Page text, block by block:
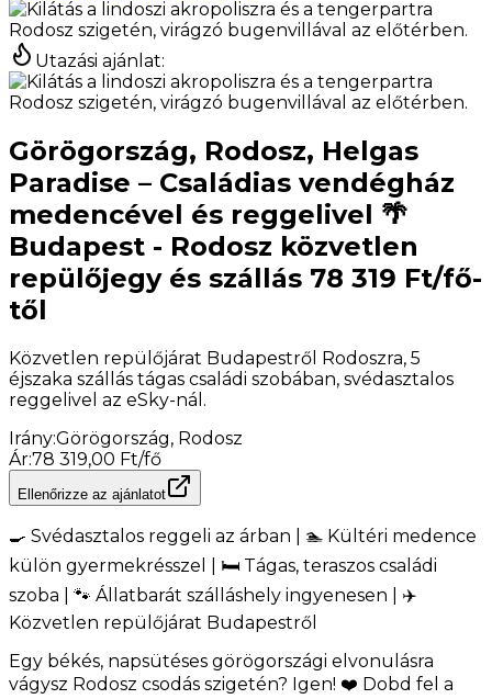
Utazási ajánlat:
Görögország, Rodosz, Helgas
Paradise – Családias vendégház
medencével és reggelivel 🌴
Budapest - Rodosz közvetlen
repülőjegy és szállás 78 319 Ft/fő-
től
Közvetlen repülőjárat Budapestről Rodoszra, 5
éjszaka szállás tágas családi szobában, svédasztalos
reggelivel az eSky-nál.
Irány:Görögország, Rodosz
Ár:78 319,00 Ft/fő
Ellenőrizze az ajánlatot
🍳 Svédasztalos reggeli az árban | 🏊 Kültéri medence
külön gyermekrésszel | 🛏️ Tágas, teraszos családi
szoba | 🐾 Állatbarát szálláshely ingyenesen | ✈️
Közvetlen repülőjárat Budapestről
Egy békés, napsütéses görögországi elvonulásra
vágysz Rodosz csodás szigetén? Igen! ❤️ Dobd fel a